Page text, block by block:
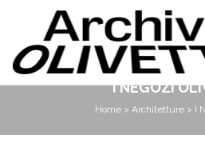
I NEGOZI
Home> Architetture> I